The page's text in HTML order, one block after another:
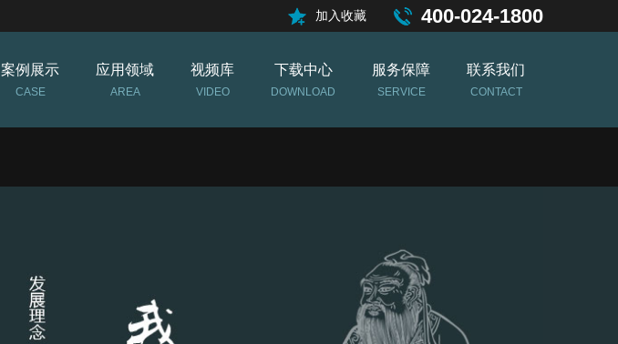
加入收藏 400-024-1800
案例展示
CASE
应用领域
AREA
视频库
VIDEO
下载中心
DOWNLOAD
服务保障
SERVICE
联系我们
CONTACT